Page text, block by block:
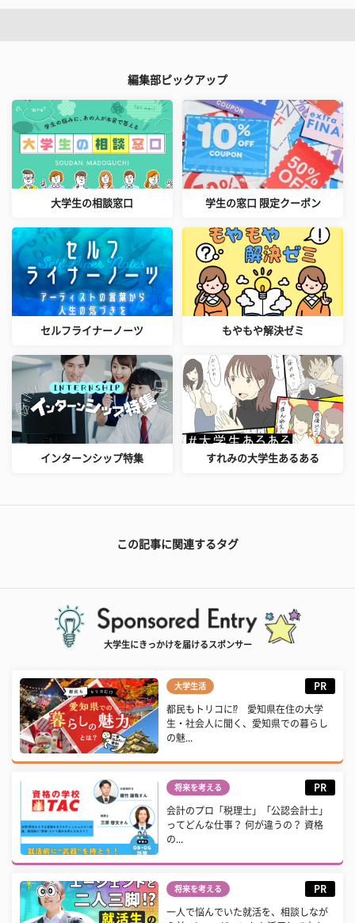
編集部ピックアップ
大学生の相談窓口 学生の窓口 限定クーポン
セルフライナーノーツ もやもや解決ゼミ
インターンシップ特集 すれみの大学生あるある
この記事に関連するタグ
大学生にきっかけを届けるスポンサー
大学生活 PR
都民もトリコに⁉ 愛知県在住の大学
生・社会人に聞く、愛知県での暮らし
の魅...
将来を考える PR
会計のプロ「税理士」「公認会計士」
ってどんな仕事？ 何が違うの？ 資格
の...
将来を考える PR
一人で悩んでいた就活を、相談しなが